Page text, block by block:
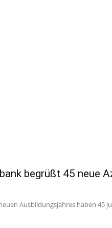
begrüßt 45 neue
Ausbildungsjahres haben